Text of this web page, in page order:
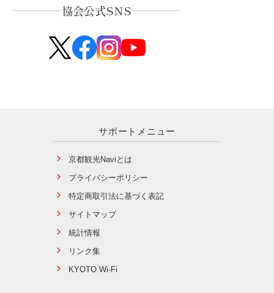
協会公式SNS
サポートメニュー
京都観光Naviとは
プライバシーポリシー
特定商取引法に基づく表記
サイトマップ
統計情報
リンク集
KYOTO Wi-Fi